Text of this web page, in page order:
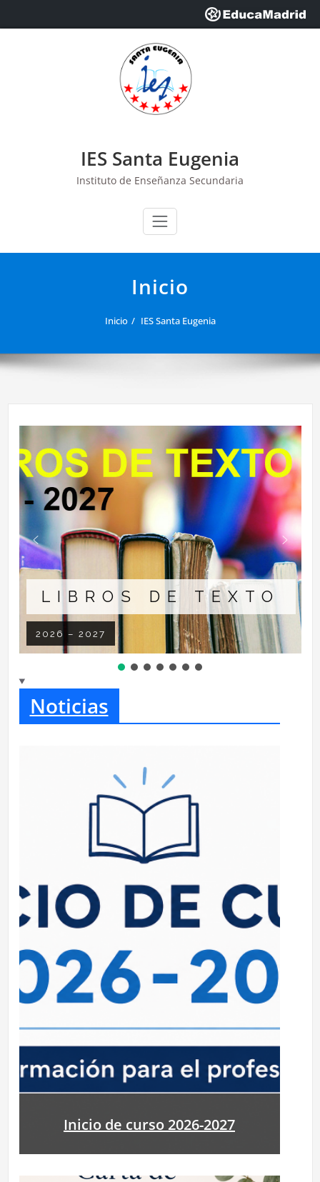
IES Santa Eugenia
Instituto de Enseñanza Secundaria
Inicio
Inicio IES Santa Eugenia
LIBROS DE TEXTO
2026 – 2027
Noticias
Inicio de curso 2026-2027